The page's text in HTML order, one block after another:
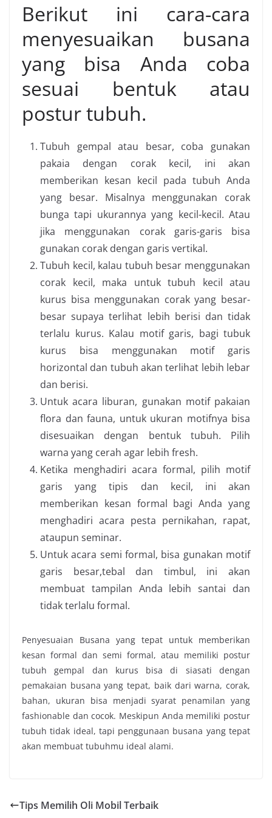
Berikut ini cara-cara
menyesuaikan busana
yang bisa Anda coba
sesuai bentuk atau
postur tubuh.
Tubuh gempal atau besar, coba gunakan
pakaia dengan corak kecil, ini akan
memberikan kesan kecil pada tubuh Anda
yang besar. Misalnya menggunakan corak
bunga tapi ukurannya yang kecil-kecil. Atau
jika menggunakan corak garis-garis bisa
gunakan corak dengan garis vertikal.
Tubuh kecil, kalau tubuh besar menggunakan
corak kecil, maka untuk tubuh kecil atau
kurus bisa menggunakan corak yang besar-
besar supaya terlihat lebih berisi dan tidak
terlalu kurus. Kalau motif garis, bagi tubuk
kurus bisa menggunakan motif garis
horizontal dan tubuh akan terlihat lebih lebar
dan berisi.
Untuk acara liburan, gunakan motif pakaian
flora dan fauna, untuk ukuran motifnya bisa
disesuaikan dengan bentuk tubuh. Pilih
warna yang cerah agar lebih fresh.
Ketika menghadiri acara formal, pilih motif
garis yang tipis dan kecil, ini akan
memberikan kesan formal bagi Anda yang
menghadiri acara pesta pernikahan, rapat,
ataupun seminar.
Untuk acara semi formal, bisa gunakan motif
garis besar,tebal dan timbul, ini akan
membuat tampilan Anda lebih santai dan
tidak terlalu formal.
Penyesuaian Busana yang tepat untuk memberikan
kesan formal dan semi formal, atau memiliki postur
tubuh gempal dan kurus bisa di siasati dengan
pemakaian busana yang tepat, baik dari warna, corak,
bahan, ukuran bisa menjadi syarat penamilan yang
fashionable dan cocok. Meskipun Anda memiliki postur
tubuh tidak ideal, tapi penggunaan busana yang tepat
akan membuat tubuhmu ideal alami.
Tips Memilih Oli Mobil Terbaik